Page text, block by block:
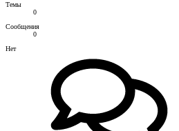
Темы
0
Сообщения
0
Нет